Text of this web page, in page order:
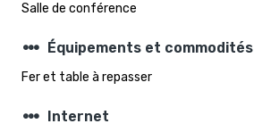
Salle de conférence
steppers Équipements et commodités
Fer et table à repasser
steppers Internet